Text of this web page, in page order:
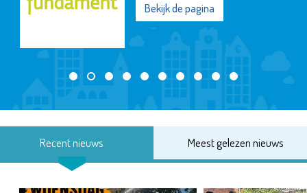
Bekijk de pagina
Recent nieuws Meest gelezen nieuws